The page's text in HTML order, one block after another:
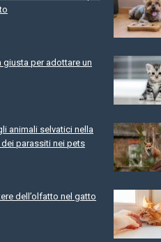
giusta per adottare un
animali selvatici nella
parassiti nei pets
dell’olfatto nel gatto